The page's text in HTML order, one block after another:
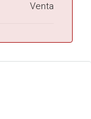
Venta